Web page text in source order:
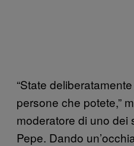
“State
persone che potete,”
moderatore di uno dei
Pepe. Dando